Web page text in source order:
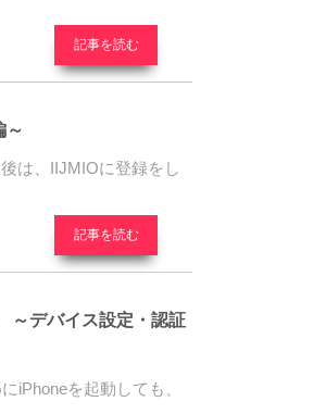
記事を読む
～
は、IIJMIOに登録をし
記事を読む
デバイス設定・認証
iPhoneを起動しても、